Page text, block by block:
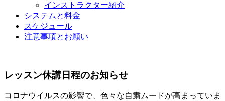
インストラクター紹介
システムと料金
スケジュール
注意事項とお願い
レッスン休講日程のお知らせ
コロナウイルスの影響で、色々な自粛ムードが高まっていま